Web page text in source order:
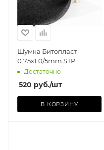
Шумка Битопласт
0.75x1.0/5mm STP
Достаточно
520 руб./шт
В КОРЗИНУ